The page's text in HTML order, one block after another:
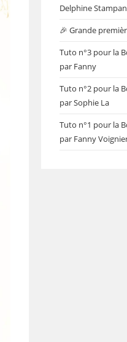
Delphine
🎉 Grande
Tuto n°3 pour la
par Fanny
Tuto n°2 pour la
par Sophie La
Tuto n°1 pour la
par Fanny